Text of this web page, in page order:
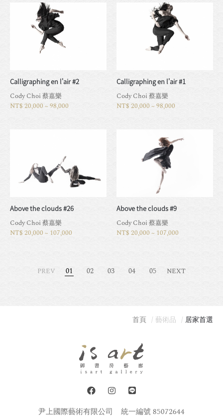
Calligraphing en l'air #2
Cody Choi 蔡嘉樂
NT$ 20,000 ~ 98,000
Calligraphing en l'air #1
Cody Choi 蔡嘉樂
NT$ 20,000 ~ 98,000
Above the clouds #26
Cody Choi 蔡嘉樂
NT$ 20,000 ~ 107,000
Above the clouds #9
Cody Choi 蔡嘉樂
NT$ 20,000 ~ 107,000
PREV 01 02 03 04 05 NEXT
首頁 藝術品 居家首選
尹上國際藝術有限公司 統一編號 85072644